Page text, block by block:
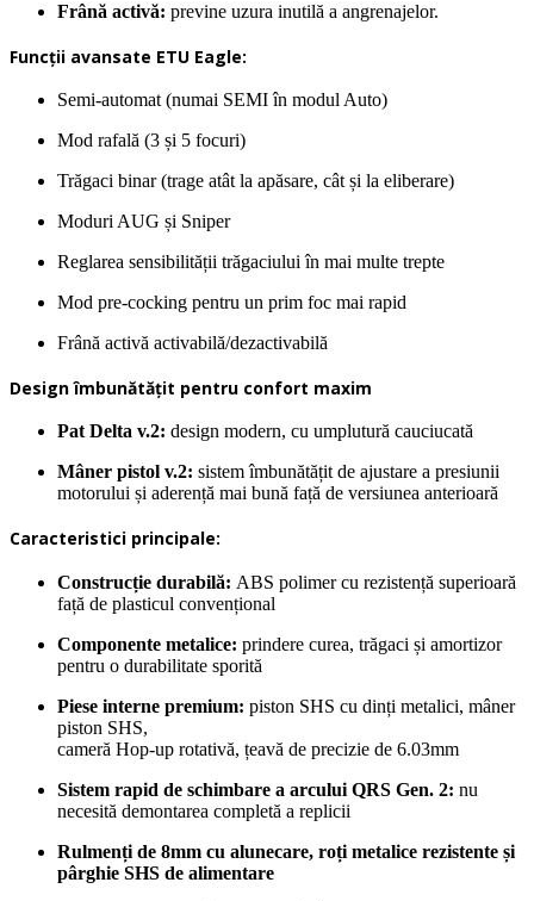
Frână activă: previne uzura inutilă a angrenajelor.
Funcții avansate ETU Eagle:
Semi-automat (numai SEMI în modul Auto)
Mod rafală (3 și 5 focuri)
Trăgaci binar (trage atât la apăsare, cât și la eliberare)
Moduri AUG și Sniper
Reglarea sensibilității trăgaciului în mai multe trepte
Mod pre-cocking pentru un prim foc mai rapid
Frână activă activabilă/dezactivabilă
Design îmbunătățit pentru confort maxim
Pat Delta v.2: design modern, cu umplutură cauciucată
Mâner pistol v.2: sistem îmbunătățit de ajustare a presiunii
motorului și aderență mai bună față de versiunea anterioară
Caracteristici principale:
Construcție durabilă: ABS polimer cu rezistență superioară
față de plasticul convențional
Componente metalice: prindere curea, trăgaci și amortizor
pentru o durabilitate sporită
Piese interne premium: piston SHS cu dinți metalici, mâner
piston SHS,
cameră Hop-up rotativă, țeavă de precizie de 6.03mm
Sistem rapid de schimbare a arcului QRS Gen. 2: nu
necesită demontarea completă a replicii
Rulmenți de 8mm cu alunecare, roți metalice rezistente și
pârghie SHS de alimentare